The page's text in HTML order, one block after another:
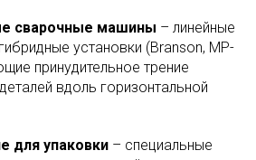
сварочные машины – линейные
установки (Branson, MP-
принудительное трение
вдоль горизонтальной
для упаковки – специальные